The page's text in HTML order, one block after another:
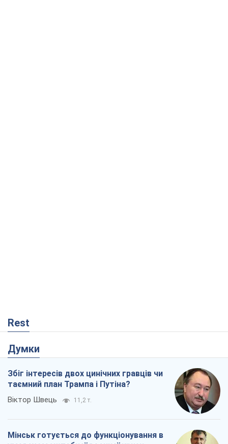
Rest
Думки
Збіг інтересів двох цинічних гравців чи
таємний план Трампа і Путіна?
Віктор Швець 11,2 т.
Мінськ готується до функціонування в